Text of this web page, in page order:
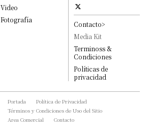
Video
Fotografía
Contacto>
Media Kit
Terminoss &
Condiciones
Políticas de
privacidad
Portada
Política de Privacidad
Términos y Condiciones de Uso del Sitio
Area Comercial
Contacto